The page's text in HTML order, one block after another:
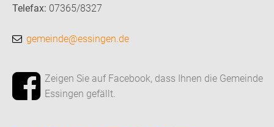
Telefax: 07365/8327
gemeinde@essingen.de
Zeigen Sie auf Facebook, dass Ihnen die Gemeinde
Essingen gefällt.